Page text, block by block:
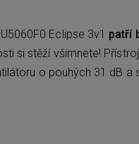
Eclipse 3v1 patří
si stěží všimnete!
o pouhých 31 dB a